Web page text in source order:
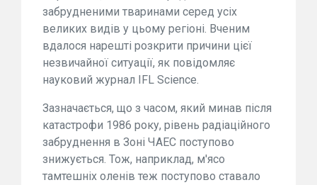
забрудненими тваринами серед усіх
великих видів у цьому регіоні. Вченим
вдалося нарешті розкрити причини цієї
незвичайної ситуації, як повідомляє
науковий журнал IFL Science.
Зазначається, що з часом, який минав після
катастрофи 1986 року, рівень радіаційного
забруднення в Зоні ЧАЕС поступово
знижується. Тож, наприклад, м'ясо
тамтешніх оленів теж поступово ставало